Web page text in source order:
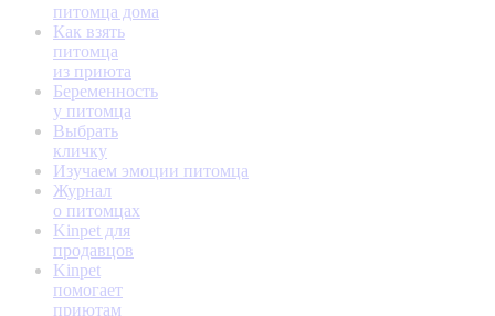
питомца дома
Как взять
питомца
из приюта
Беременность
у питомца
Выбрать
кличку
Изучаем эмоции питомца
Журнал
о питомцах
Kinpet для
продавцов
Kinpet
помогает
приютам